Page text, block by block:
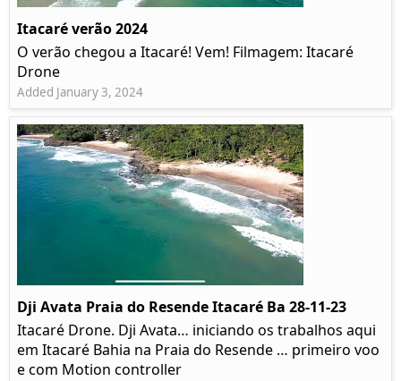
Itacaré verão 2024
O verão chegou a Itacaré! Vem! Filmagem: Itacaré
Drone
Added January 3, 2024
Dji Avata Praia do Resende Itacaré Ba 28-11-23
Itacaré Drone. Dji Avata… iniciando os trabalhos aqui
em Itacaré Bahia na Praia do Resende … primeiro voo
e com Motion controller